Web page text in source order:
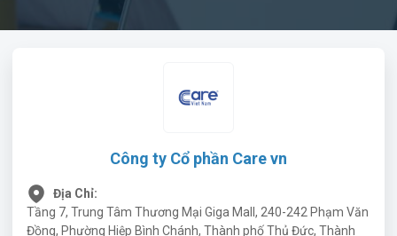
Công ty Cổ phần Care vn
Địa Chỉ:
Tầng 7, Trung Tâm Thương Mại Giga Mall, 240-242 Phạm Văn
Đồng, Phường Hiệp Bình Chánh, Thành phố Thủ Đức, Thành